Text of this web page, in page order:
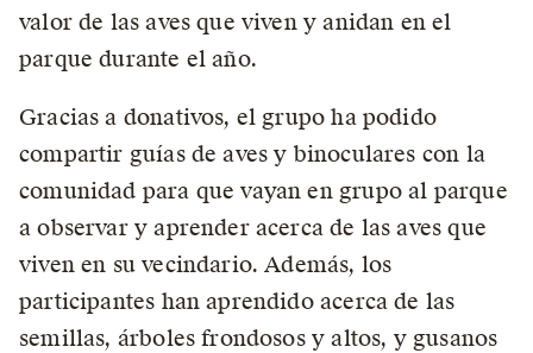
valor de las aves que viven y anidan en el
parque durante el año.
Gracias a donativos, el grupo ha podido
compartir guías de aves y binoculares con la
comunidad para que vayan en grupo al parque
a observar y aprender acerca de las aves que
viven en su vecindario. Además, los
participantes han aprendido acerca de las
semillas, árboles frondosos y altos, y gusanos